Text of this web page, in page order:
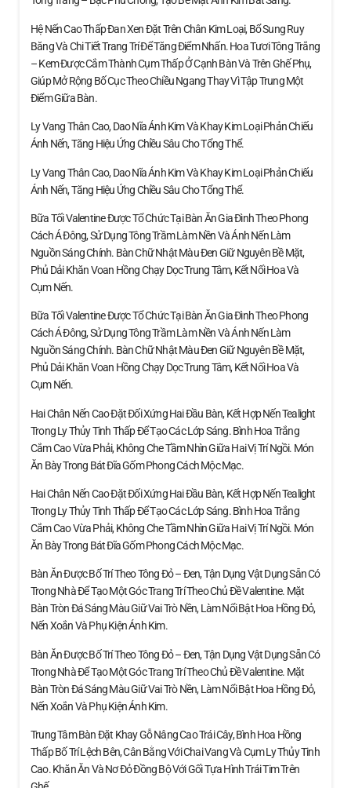
Hệ Nến Cao Thấp Đan Xen Đặt Trên Chân Kim Loại, Bổ Sung Ruy
Băng Và Chi Tiết Trang Trí Để Tăng Điểm Nhấn. Hoa Tươi Tông Trắng
– Kem Được Cắm Thành Cụm Thấp Ở Cạnh Bàn Và Trên Ghế Phụ,
Giúp Mở Rộng Bố Cục Theo Chiều Ngang Thay Vì Tập Trung Một
Điểm Giữa Bàn.
Ly Vang Thân Cao, Dao Nĩa Ánh Kim Và Khay Kim Loại Phản Chiếu
Ánh Nến, Tăng Hiệu Ứng Chiều Sâu Cho Tổng Thể.
Ly Vang Thân Cao, Dao Nĩa Ánh Kim Và Khay Kim Loại Phản Chiếu
Ánh Nến, Tăng Hiệu Ứng Chiều Sâu Cho Tổng Thể.
Bữa Tối Valentine Được Tổ Chức Tại Bàn Ăn Gia Đình Theo Phong
Cách Á Đông, Sử Dụng Tông Trầm Làm Nền Và Ánh Nến Làm
Nguồn Sáng Chính. Bàn Chữ Nhật Màu Đen Giữ Nguyên Bề Mặt,
Phủ Dải Khăn Voan Hồng Chạy Dọc Trung Tâm, Kết Nối Hoa Và
Cụm Nến.
Bữa Tối Valentine Được Tổ Chức Tại Bàn Ăn Gia Đình Theo Phong
Cách Á Đông, Sử Dụng Tông Trầm Làm Nền Và Ánh Nến Làm
Nguồn Sáng Chính. Bàn Chữ Nhật Màu Đen Giữ Nguyên Bề Mặt,
Phủ Dải Khăn Voan Hồng Chạy Dọc Trung Tâm, Kết Nối Hoa Và
Cụm Nến.
Hai Chân Nến Cao Đặt Đối Xứng Hai Đầu Bàn, Kết Hợp Nến Tealight
Trong Ly Thủy Tinh Thấp Để Tạo Các Lớp Sáng. Bình Hoa Trắng
Cắm Cao Vừa Phải, Không Che Tầm Nhìn Giữa Hai Vị Trí Ngồi. Món
Ăn Bày Trong Bát Đĩa Gốm Phong Cách Mộc Mạc.
Hai Chân Nến Cao Đặt Đối Xứng Hai Đầu Bàn, Kết Hợp Nến Tealight
Trong Ly Thủy Tinh Thấp Để Tạo Các Lớp Sáng. Bình Hoa Trắng
Cắm Cao Vừa Phải, Không Che Tầm Nhìn Giữa Hai Vị Trí Ngồi. Món
Ăn Bày Trong Bát Đĩa Gốm Phong Cách Mộc Mạc.
Bàn Ăn Được Bố Trí Theo Tông Đỏ – Đen, Tận Dụng Vật Dụng Sẵn Có
Trong Nhà Để Tạo Một Góc Trang Trí Theo Chủ Đề Valentine. Mặt
Bàn Tròn Đá Sáng Màu Giữ Vai Trò Nền, Làm Nổi Bật Hoa Hồng Đỏ,
Nến Xoắn Và Phụ Kiện Ánh Kim.
Bàn Ăn Được Bố Trí Theo Tông Đỏ – Đen, Tận Dụng Vật Dụng Sẵn Có
Trong Nhà Để Tạo Một Góc Trang Trí Theo Chủ Đề Valentine. Mặt
Bàn Tròn Đá Sáng Màu Giữ Vai Trò Nền, Làm Nổi Bật Hoa Hồng Đỏ,
Nến Xoắn Và Phụ Kiện Ánh Kim.
Trung Tâm Bàn Đặt Khay Gỗ Nâng Cao Trái Cây, Bình Hoa Hồng
Thấp Bố Trí Lệch Bên, Cân Bằng Với Chai Vang Và Cụm Ly Thủy Tinh
Cao. Khăn Ăn Và Nơ Đỏ Đồng Bộ Với Gối Tựa Hình Trái Tim Trên